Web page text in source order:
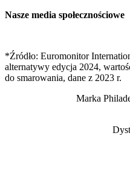
Nasze media społecznościowe
*Źródło: Euromonitor
alternatywy edycja 2024,
do smarowania, dane z 2023 r.
Marka